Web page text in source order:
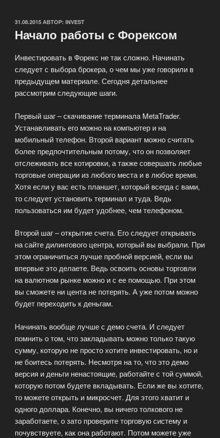
ОПУБЛИКОВАНО
31.08.2015 АВТОР: INVEST
Начало работы с Форексом
Инвестировать в Форекс не так сложно. Начинать
следует с выбора брокера, о чем мы уже говорили в
предыдущем материале. Сегодня детальнее
рассмотрим следующие шаги.
Первый шаг – скачивание терминала MetaTrader.
Устанавливать его можно на компьютер и на
мобильный телефон. Второй вариант можно считать
более предпочтительным потому, что он позволяет
отслеживать все котировки, а также совершать любые
торговые операции из любого места и в любое время.
Хотя если у вас есть планшет, который всегда с вами,
то следует установить терминал и туда. Ведь
пользоваться им будет удобнее, чем телефоном.
Второй шаг – открытие счета. Его следует открывать
на сайте дилингового центра, который вы выбрали. При
этом ограничиться лучше пробной версией, если вы
впервые это делаете. Ведь освоить основы торговли
на валютном рынке можно и с ее помощью. При этом
вы сможете ни цента не потерять. А уже потом можно
будет переходить к деньгам.
Начинать вообще лучше с демо счета. И следует
помнить о том, что закладывать можно только такую
сумму, которую не просто хотите инвестировать, но и
не боитесь потерять. Несмотря на то, что это демо
версия и деньги ненастоящие, работайте с той суммой,
которую потом будете вкладывать. Если же вы хотите,
то можете открыть и микросчет. Для этого хватит и
одного доллара. Конечно, вы ничего толкового не
заработаете, о зато проверите торговую систему и
почувствуете, как она работают. Потом можете уже